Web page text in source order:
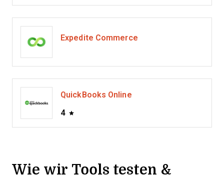
Expedite Commerce
QuickBooks Online
4
Wie wir Tools testen &